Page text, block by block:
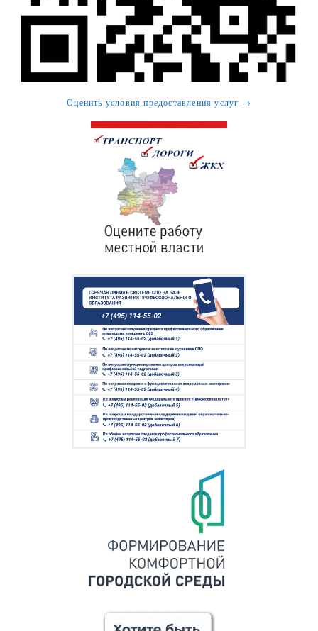
Оценить условия предоставления услуг →